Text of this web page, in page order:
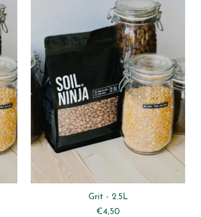
Grit - 2.5L
€4,50